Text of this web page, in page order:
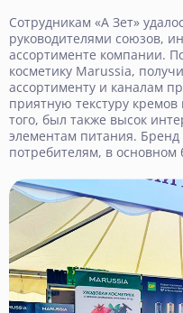
Сотрудникам «А Зет»
руководителями союзов,
ассортименте компании.
косметику Marussia,
ассортименту и каналам
приятную текстуру
того, был также высок
элементам питания.
потребителям, в основном